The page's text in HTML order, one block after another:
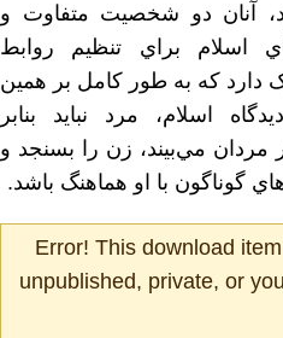
آنان دو شخصيت متفاوت و
اسلام براي تنظيم روابط
دارد که به طور کامل بر همين
اسلام، مرد نبايد بنابر
مردان مي‌بيند، زن را بسنجد و
گوناگون با او هماهنگ باشد.
Error! This download
unpublished, private, or